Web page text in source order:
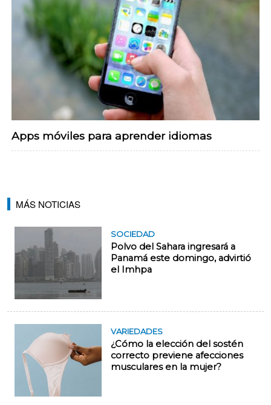
Apps móviles para aprender idiomas
MÁS NOTICIAS
SOCIEDAD
Polvo del Sahara ingresará a
Panamá este domingo, advirtió
el Imhpa
VARIEDADES
¿Cómo la elección del sostén
correcto previene afecciones
musculares en la mujer?